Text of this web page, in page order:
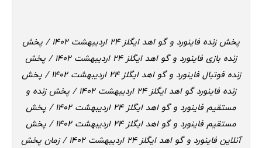
پخش زنده فاینورد و گو اهد ایگلز 24 اردیبهشت 1402 / پخش
زنده بازی فاینورد و گو اهد ایگلز 24 اردیبهشت 1402 / پخش
زنده فوتبال فاینورد و گو اهد ایگلز 24 اردیبهشت 1402 / پخش
زنده فاینورد گو اهد ایگلز 24 اردیبهشت 1402 / پخش زنده و
مستقیم فاینورد و گو اهد ایگلز 24 اردیبهشت 1402 / پخش
مستقیم فاینورد و گو اهد ایگلز 24 اردیبهشت 1402 / پخش
آنلاین فاینورد و گو اهد ایگلز 24 اردیبهشت 1402 / زمان پخش